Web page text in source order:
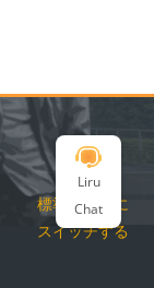
Liru
Chat
標準テーマに
スイッチする